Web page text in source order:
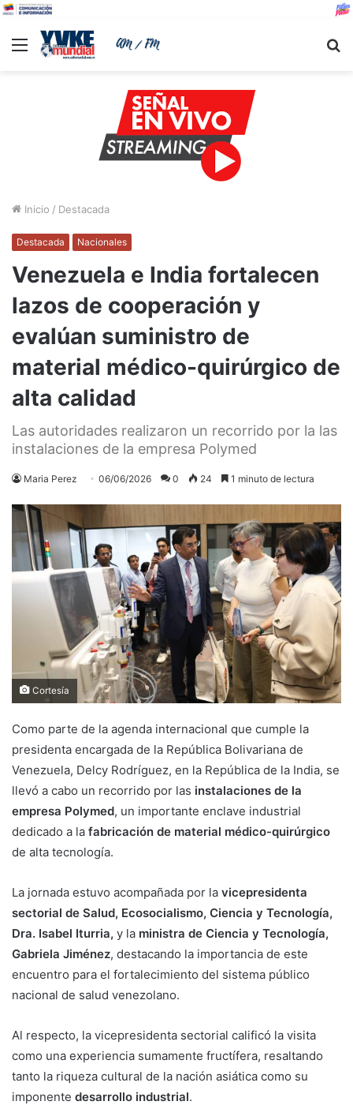
Menu
Inicio / Destacada
Destacada Nacionales
Venezuela e India fortalecen
lazos de cooperación y
evalúan suministro de
material médico-quirúrgico de
alta calidad
Las autoridades realizaron un recorrido por la las
instalaciones de la empresa Polymed
Maria Perez 06/06/2026 0 24 1 minuto de lectura
Cortesía
Como parte de la agenda internacional que cumple la
presidenta encargada de la República Bolivariana de
Venezuela, Delcy Rodríguez, en la República de la India, se
llevó a cabo un recorrido por las instalaciones de la
empresa Polymed, un importante enclave industrial
dedicado a la fabricación de material médico-quirúrgico
de alta tecnología.
La jornada estuvo acompañada por la vicepresidenta
sectorial de Salud, Ecosocialismo, Ciencia y Tecnología,
Dra. Isabel Iturria, y la ministra de Ciencia y Tecnología,
Gabriela Jiménez, destacando la importancia de este
encuentro para el fortalecimiento del sistema público
nacional de salud venezolano.
Al respecto, la vicepresidenta sectorial calificó la visita
como una experiencia sumamente fructífera, resaltando
tanto la riqueza cultural de la nación asiática como su
imponente desarrollo industrial.